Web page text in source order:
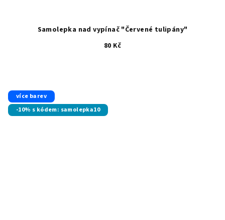
Samolepka nad vypínač "Červené tulipány"
80 Kč
více barev
-10% s kódem: samolepka10